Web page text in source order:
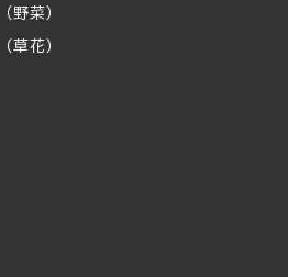
野菜）
草花）